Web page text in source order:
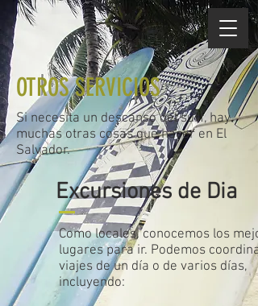
OTROS SERVICIOS
Si necesita un descanso del surf, hay
muchas otras cosas que hacer en El
Salvador.
Excursiones de Dia
Como locales, conocemos los
lugares para ir. Podemos coordinar
viajes de un día o de varios días,
incluyendo: